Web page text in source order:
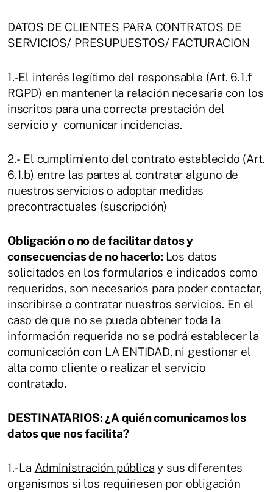
DATOS DE CLIENTES PARA CONTRATOS DE
SERVICIOS/ PRESUPUESTOS/ FACTURACION
1.-El interés legítimo del responsable (Art. 6.1.f
RGPD) en mantener la relación necesaria con los
inscritos para una correcta prestación del
servicio y comunicar incidencias.
2.- El cumplimiento del contrato establecido (Art.
6.1.b) entre las partes al contratar alguno de
nuestros servicios o adoptar medidas
precontractuales (suscripción)
Obligación o no de facilitar datos y
consecuencias de no hacerlo: Los datos
solicitados en los formularios e indicados como
requeridos, son necesarios para poder contactar,
inscribirse o contratar nuestros servicios. En el
caso de que no se pueda obtener toda la
información requerida no se podrá establecer la
comunicación con LA ENTIDAD, ni gestionar el
alta como cliente o realizar el servicio
contratado.
DESTINATARIOS: ¿A quién comunicamos los
datos que nos facilita?
1.- La Administración pública y sus diferentes
organismos si los requiriesen por obligación